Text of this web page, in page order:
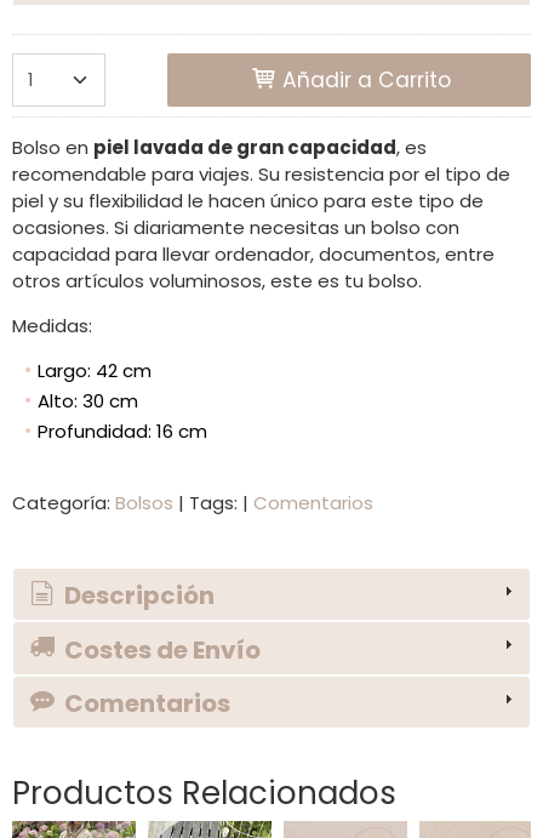
Añadir a Carrito
Bolso en piel lavada de gran capacidad, es
recomendable para viajes. Su resistencia por el tipo de
piel y su flexibilidad le hacen único para este tipo de
ocasiones. Si diariamente necesitas un bolso con
capacidad para llevar ordenador, documentos, entre
otros artículos voluminosos, este es tu bolso.
Medidas:
Largo: 42 cm
Alto: 30 cm
Profundidad: 16 cm
Categoría: Bolsos | Tags: | Comentarios
Descripción
Costes de Envío
Comentarios
Productos Relacionados